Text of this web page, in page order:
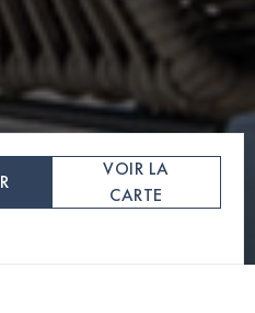
VOIR LA
CARTE